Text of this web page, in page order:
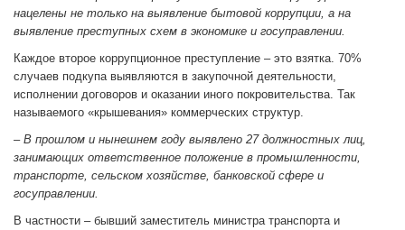
нацелены не только на выявление бытовой коррупции, а на
выявление преступных схем в экономике и госуправлении.
Каждое второе коррупционное преступление – это взятка. 70%
случаев подкупа выявляются в закупочной деятельности,
исполнении договоров и оказании иного покровительства. Так
называемого «крышевания» коммерческих структур.
– В прошлом и нынешнем году выявлено 27 должностных лиц,
занимающих ответственное положение в промышленности,
транспорте, сельском хозяйстве, банковской сфере и
госуправлении.
В частности – бывший заместитель министра транспорта и